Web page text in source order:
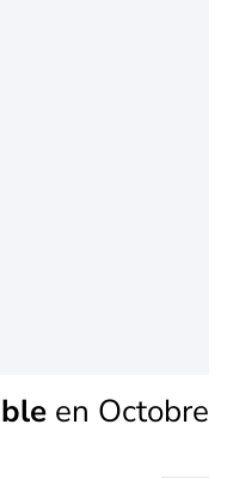
en Octobre